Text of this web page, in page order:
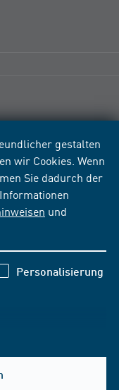
gestalten
wir Cookies. Wenn
Sie dadurch der
und
Personalisierung